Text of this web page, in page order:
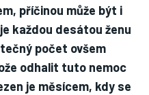
příčinou může být i
každou desátou ženu
počet ovšem
odhalit tuto nemoc
je měsícem, kdy se